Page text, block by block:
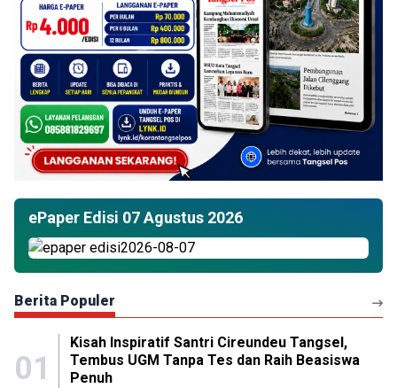
ePaper Edisi 07 Agustus 2026
Berita Populer
01
Kisah Inspiratif Santri Cireundeu Tangsel,
Tembus UGM Tanpa Tes dan Raih Beasiswa
Penuh